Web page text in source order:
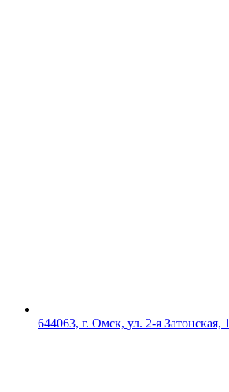
644063, г. Омск, ул. 2-я Затонская, 1